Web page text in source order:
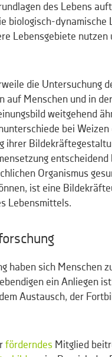
des Lebens
biologisch-dynamische
Lebensgebiete
die Untersuchung
auf Menschen und in
weitgehend
bei
ihrer
Organismus
ist eine
Lebensmittels.
haben sich Menschen
ein Anliegen
Austausch, der
förderndes Mitglied